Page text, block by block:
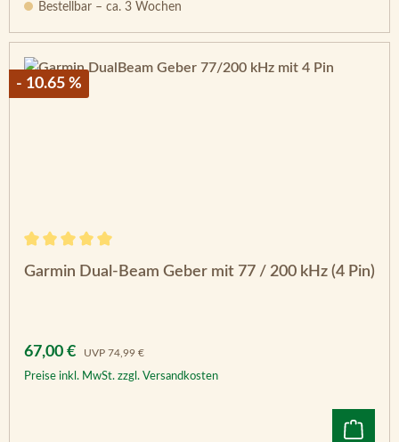
Bestellbar – ca. 3 Wochen
- 10.65 %
Durchschnittliche Bewertung von 5 von 5 Sternen
Garmin Dual-Beam Geber mit 77 / 200 kHz (4 Pin)
Verkaufspreis:
67,00 € UVP Regulärer Preis:
74,99 €
Preise inkl. MwSt. zzgl. Versandkosten